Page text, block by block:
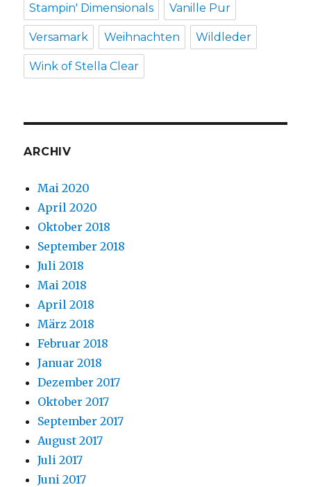
Stampin' Dimensionals Vanille Pur
Versamark Weihnachten Wildleder
Wink of Stella Clear
ARCHIV
Mai 2020
April 2020
Oktober 2018
September 2018
Juli 2018
Mai 2018
April 2018
März 2018
Februar 2018
Januar 2018
Dezember 2017
Oktober 2017
September 2017
August 2017
Juli 2017
Juni 2017